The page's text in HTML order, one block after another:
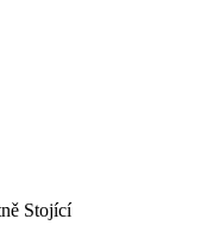
Stojící